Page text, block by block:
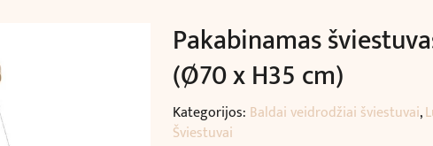
Pakabinamas
(Ø70 x H35 cm)
Kategorijos: Baldai veidrodžiai šviestuvai,
Šviestuvai